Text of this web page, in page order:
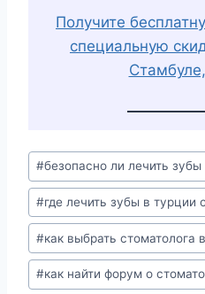
Получите
специальную
Post
Tags:
#безопасно ли лечить зубы
#где лечить зубы в турции
#как выбрать стоматолога
#как найти форум о